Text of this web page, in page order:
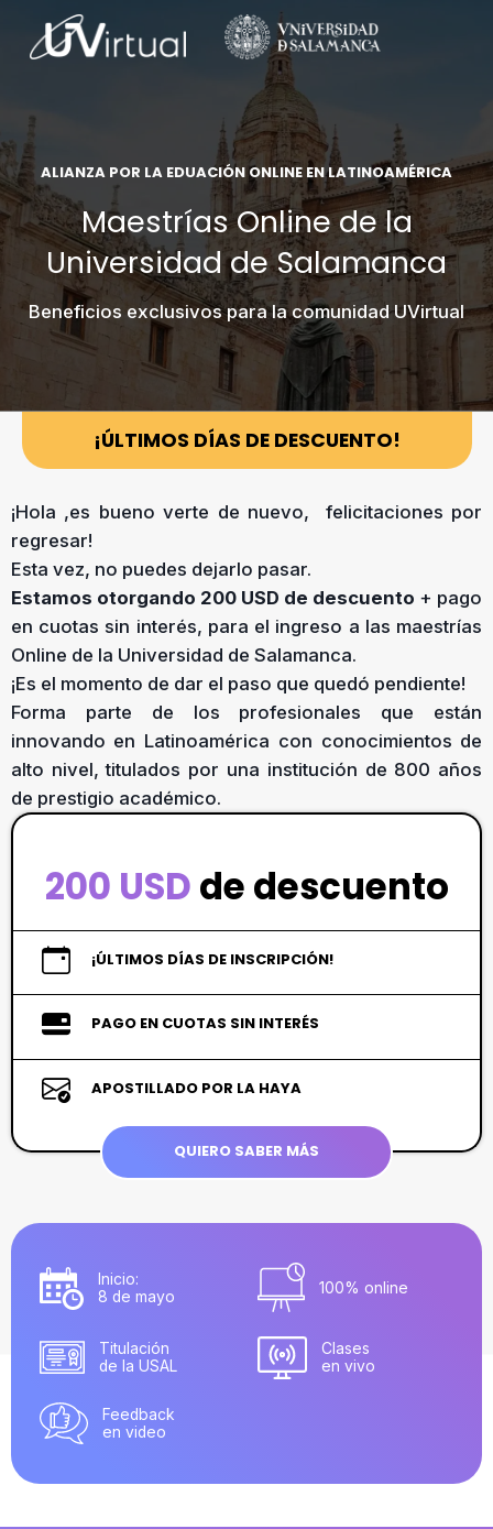
ALIANZA POR LA EDUACIÓN ONLINE EN LATINOAMÉRICA
Maestrías Online de la
Universidad de Salamanca
Beneficios exclusivos para la comunidad UVirtual
¡ÚLTIMOS DÍAS DE DESCUENTO!
¡Hola ,es bueno verte de nuevo, felicitaciones por
regresar!
Esta vez, no puedes dejarlo pasar.
Estamos otorgando 200 USD de descuento + pago
en cuotas sin interés, para el ingreso a las maestrías
Online de la Universidad de Salamanca.
¡Es el momento de dar el paso que quedó pendiente!
Forma parte de los profesionales que están
innovando en Latinoamérica con conocimientos de
alto nivel, titulados por una institución de 800 años
de prestigio académico.
200 USD de descuento
¡ÚLTIMOS DÍAS DE INSCRIPCIÓN!
PAGO EN CUOTAS SIN INTERÉS
APOSTILLADO POR LA HAYA
QUIERO SABER MÁS
Inicio:
8 de mayo
100% online
Titulación
de la USAL
Clases
en vivo
Feedback
en video